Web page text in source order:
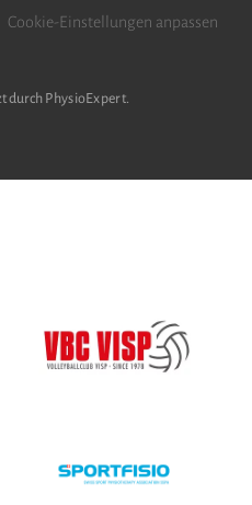
Cookie-Einstellungen anpassen
durch PhysioExpert.